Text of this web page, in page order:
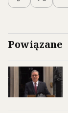
Powiązane